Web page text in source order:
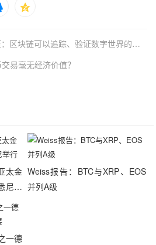
上一篇：ETC以太经典胥康：区块链可以追踪、验证数字世界的任何资产
易毫无经济价值？
太金
尼举
Weiss报告：BTC与XRP、EOS
并列A级
一德